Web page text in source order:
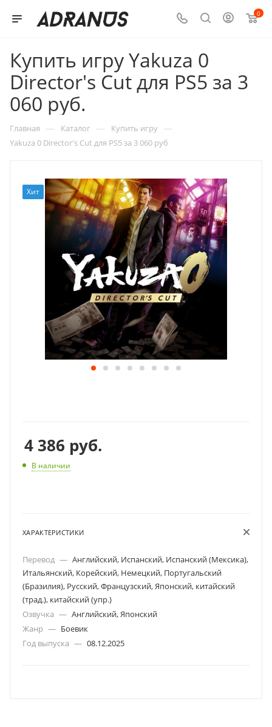
0
Купить игру Yakuza 0
Director's Cut для PS5 за 3
060 руб.
Главная — Каталог — Купить игру —
Yakuza 0 Director's Cut для PS5 за 3 060 руб
Хит
4 386 руб.
В наличии
ХАРАКТЕРИСТИКИ
Перевод — Английский, Испанский, Испанский (Мексика),
Итальянский, Корейский, Немецкий, Португальский
(Бразилия), Русский, Французский, Японский, китайский
(трад.), китайский (упр.)
Озвучка — Английский, Японский
Жанр — Боевик
Год выпуска — 08.12.2025